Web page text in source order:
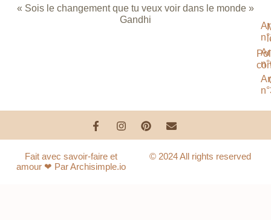
« Sois le changement que tu veux voir dans le monde »
Gandhi
Fait avec savoir-faire et
amour ❤ Par Archisimple.io
© 2024 All rights reserved